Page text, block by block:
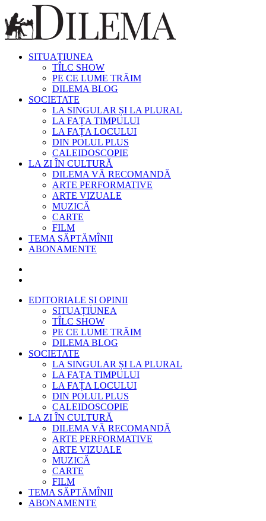
SITUAȚIUNEA
TÎLC SHOW
PE CE LUME TRĂIM
DILEMA BLOG
SOCIETATE
LA SINGULAR ȘI LA PLURAL
LA FAȚA TIMPULUI
LA FAȚA LOCULUI
DIN POLUL PLUS
CALEIDOSCOPIE
LA ZI ÎN CULTURĂ
DILEMA VĂ RECOMANDĂ
ARTE PERFORMATIVE
ARTE VIZUALE
MUZICĂ
CARTE
FILM
TEMA SĂPTĂMÎNII
ABONAMENTE
EDITORIALE ȘI OPINII
SITUAȚIUNEA
TÎLC SHOW
PE CE LUME TRĂIM
DILEMA BLOG
SOCIETATE
LA SINGULAR ȘI LA PLURAL
LA FAȚA TIMPULUI
LA FAȚA LOCULUI
DIN POLUL PLUS
CALEIDOSCOPIE
LA ZI ÎN CULTURĂ
DILEMA VĂ RECOMANDĂ
ARTE PERFORMATIVE
ARTE VIZUALE
MUZICĂ
CARTE
FILM
TEMA SĂPTĂMÎNII
ABONAMENTE